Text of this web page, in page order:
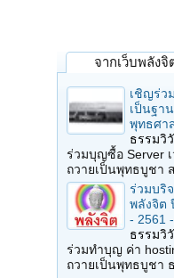
จากเว็บพลังจิ
เชิญร่ว
เป็นฐา
พุทธศา
ธรรมวิ
ร่วมบุญซื้อ Server
ถวายเป็นพุทธบูชา
ร่วมบริ
พลังจิต
- 2561
ธรรมวิ
ร่วมทำบุญ ค่า
ถวายเป็นพุทธบูชา